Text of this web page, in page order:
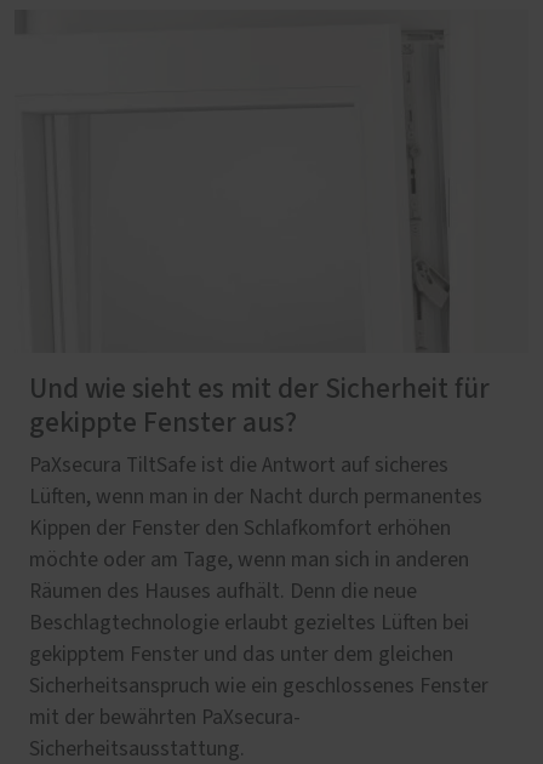
Und wie sieht es mit der Sicherheit für
gekippte Fenster aus?
PaXsecura TiltSafe ist die Antwort auf sicheres
Lüften, wenn man in der Nacht durch permanentes
Kippen der Fenster den Schlafkomfort erhöhen
möchte oder am Tage, wenn man sich in anderen
Räumen des Hauses aufhält. Denn die neue
Beschlagtechnologie erlaubt gezieltes Lüften bei
gekipptem Fenster und das unter dem gleichen
Sicherheitsanspruch wie ein geschlossenes Fenster
mit der bewährten PaXsecura-
Sicherheitsausstattung.